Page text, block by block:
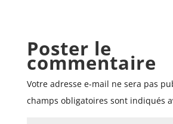
Poster le
commentaire
Votre adresse e-mail ne sera pas
champs obligatoires sont indiqués